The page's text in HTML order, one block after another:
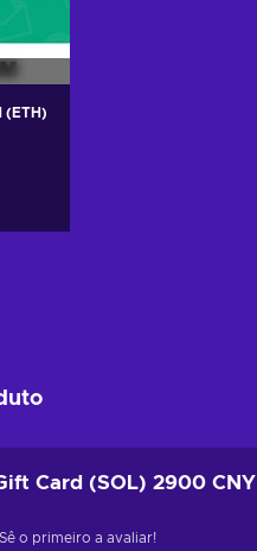
(ETH)
Card (SOL) 2900 CNY
Sê o primeiro a avaliar!